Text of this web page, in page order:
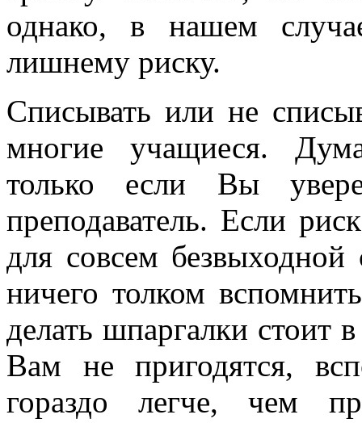
однако, в нашем
лишнему риску.
Списывать или не
многие учащиеся.
только если Вы
преподаватель. Если
для совсем
ничего толком
делать шпаргалки стоит
Вам не пригодятся,
гораздо легче, чем